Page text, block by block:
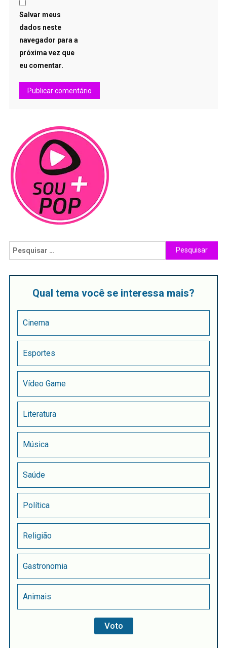
Salvar meus
dados neste
navegador para a
próxima vez que
eu comentar.
Qual tema você se interessa mais?
Cinema
Esportes
Vídeo Game
Literatura
Música
Saúde
Política
Religião
Gastronomia
Animais